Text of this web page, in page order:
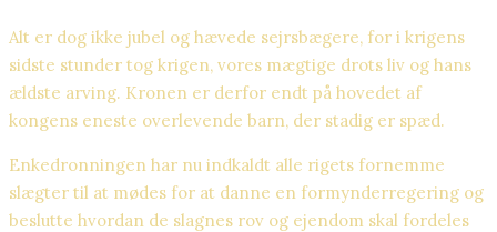
Alt er dog ikke jubel og hævede sejrsbægere, for i krigens
sidste stunder tog krigen, vores mægtige drots liv og hans
ældste arving. Kronen er derfor endt på hovedet af
kongens eneste overlevende barn, der stadig er spæd.
Enkedronningen har nu indkaldt alle rigets fornemme
slægter til at mødes for at danne en formynderregering og
beslutte hvordan de slagnes rov og ejendom skal fordeles